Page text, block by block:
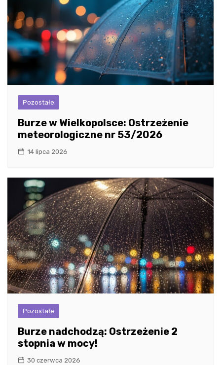
Pozostałe
Burze w Wielkopolsce: Ostrzeżenie
meteorologiczne nr 53/2026
14 lipca 2026
Pozostałe
Burze nadchodzą: Ostrzeżenie 2
stopnia w mocy!
30 czerwca 2026